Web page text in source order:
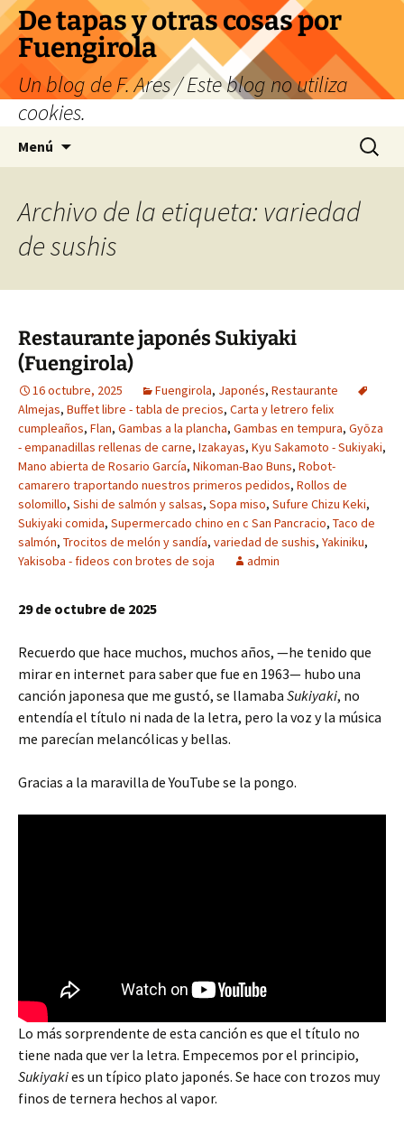
Saltar
al
contenido
De tapas y otras cosas por
Fuengirola
Un blog de F. Ares / Este blog no utiliza
cookies.
Menú Buscar:
Archivo de la etiqueta: variedad
de sushis
Restaurante japonés Sukiyaki
(Fuengirola)
16 octubre, 2025 Fuengirola, Japonés, Restaurante
Almejas, Buffet libre - tabla de precios, Carta y letrero felix
cumpleaños, Flan, Gambas a la plancha, Gambas en tempura, Gyōza
- empanadillas rellenas de carne, Izakayas, Kyu Sakamoto - Sukiyaki,
Mano abierta de Rosario García, Nikoman-Bao Buns, Robot-
camarero traportando nuestros primeros pedidos, Rollos de
solomillo, Sishi de salmón y salsas, Sopa miso, Sufure Chizu Keki,
Sukiyaki comida, Supermercado chino en c San Pancracio, Taco de
salmón, Trocitos de melón y sandía, variedad de sushis, Yakiniku,
Yakisoba - fideos con brotes de soja
admin
29 de octubre de 2025
Recuerdo que hace muchos, muchos años, —he tenido que
mirar en internet para saber que fue en 1963— hubo una
canción japonesa que me gustó, se llamaba Sukiyaki, no
entendía el título ni nada de la letra, pero la voz y la música
me parecían melancólicas y bellas.
Gracias a la maravilla de YouTube se la pongo.
Lo más sorprendente de esta canción es que el título no
tiene nada que ver la letra. Empecemos por el principio,
Sukiyakies un típico plato japonés. Se hace con trozos muy
finos de ternera hechos al vapor.